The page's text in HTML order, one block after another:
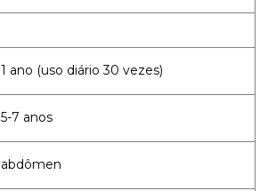
1 ano (uso diário 30 vezes)
5-7 anos
abdômen